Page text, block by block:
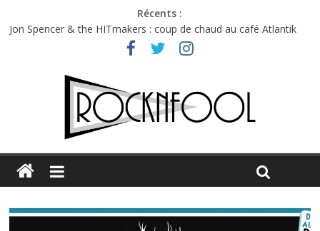
Récents :
Jon Spencer & the HITmakers : coup de chaud au café Atlantik
Hellfest 2026 vendredi : température et émotions en hausse
Hellfest 2026 jeudi : impossible de choisir entre chaleur et bonne
Première édition du Midgard Festival : entre bière, métal et
Charlie Puth à l’Olympia : la leçon de pop du Professeur Puth